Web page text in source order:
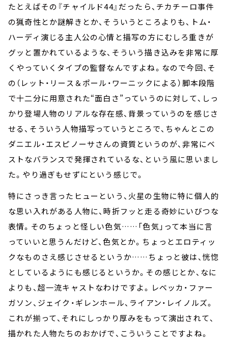
たとえばその『チャイルド44』だったら、チカチーロ事件
の猟奇性とか謎解きとか、そういうところよりも、トム・
ハーディ演じる主人公の心情と描写の方にむしろ重きが
グッと置かれているような、そういう描き込みを非常に厚
くやっていくタイプの監督なんですよね。なので今回、そ
の（レット・リース＆ポール・ワーニックによる）脚本段階
で十二分に用意された“面白さ”っていうのに対して、しっ
かり登場人物のリアルな存在感、背景っていうのを感じさ
せる、そういう人物描写っていうところで、ちゃんとこの
ダニエル・エスピノーサさんの資質というのが、非常にベ
ストなバランスで発揮されているな、という風に思いまし
た。やり過ぎもせずにという感じで。
特にさっき言ったヒューという、火星の生物に特に個人的
な思い入れがある人物に、時折フッと走る奇妙にいびつな
表情。そのちょっと怪しい色気……「色気」って本当に言
っていいと思うんだけど、色気とか。ちょっとエロティッ
クなものさえ感じさせるというか……ちょっと彼は、恍惚
としているようにも感じるというか。その感じとか、なに
よりも、超一流キャストなわけですよ。レベッカ・ファー
ガソン、ジェイク・ギレンホール、ライアン・レイノルズ。
これが揃って、それにしっかり厚みをもって演出されて、
描かれた人物たちのおかげで、こういうことですよね。